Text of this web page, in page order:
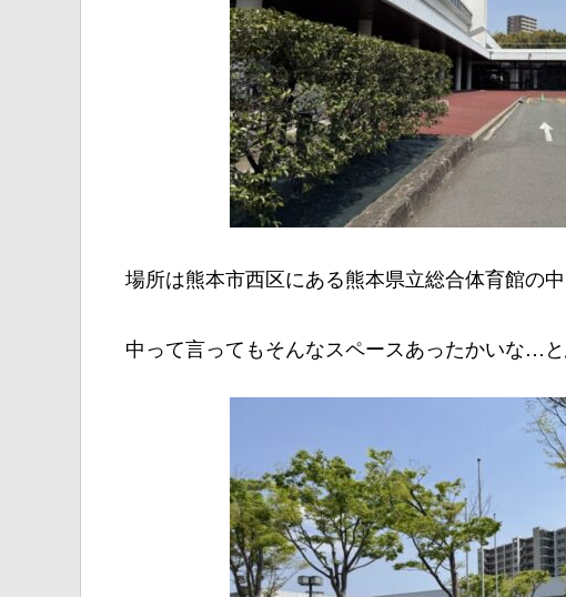
場所は熊本市西区にある熊本県立総合体育館の中
中って言ってもそんなスペースあったかいな…